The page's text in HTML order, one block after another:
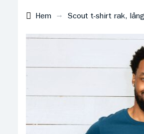
Hem Scout t-shirt rak,